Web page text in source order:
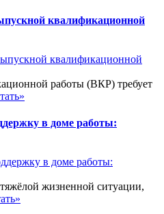
квалификационной
работы (ВКР) требует
в доме работы:
жизненной ситуации,